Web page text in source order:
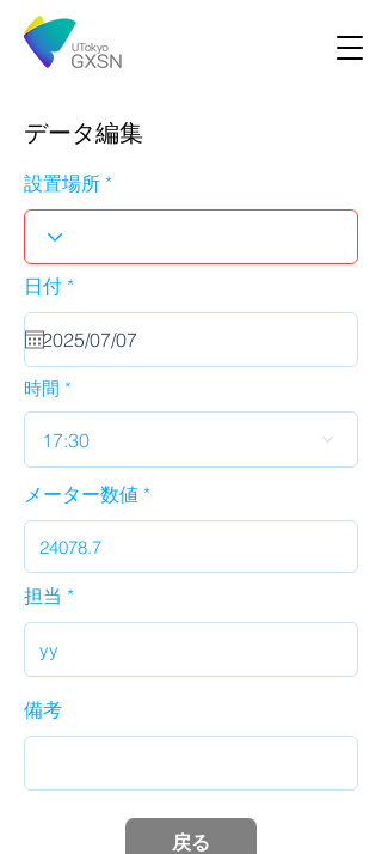
データ編集
設置場所
日付 *r
u
i
d
時間
17:30
メーター数値
担当
備考
戻る